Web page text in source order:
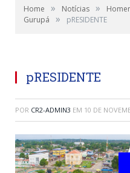
Home » Notícias »
Gurupá
» pRESIDENTE
pRESIDENTE
POR CR2-ADMIN3 EM 10 DE